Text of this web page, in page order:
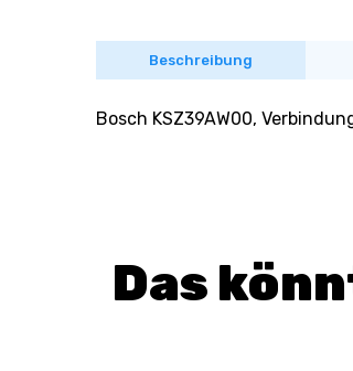
Beschreibung
Bosch KSZ39AW00,
Das